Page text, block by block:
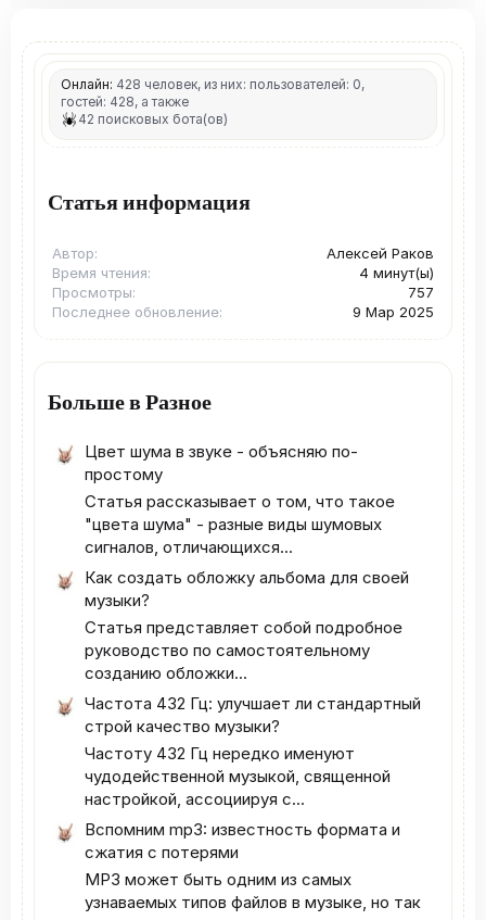
Онлайн: 428 человек, из них: пользователей: 0,
гостей: 428, а также
42 поисковых бота(ов)
Статья информация
Автор
Алексей Раков
Время чтения
4 минут(ы)
Просмотры
757
Последнее обновление
9 Мар 2025
Больше в Разное
Цвет шума в звуке - объясняю по-
простому
Статья рассказывает о том, что такое
"цвета шума" - разные виды шумовых
сигналов, отличающихся...
Как создать обложку альбома для своей
музыки?
Статья представляет собой подробное
руководство по самостоятельному
созданию обложки...
Частота 432 Гц: улучшает ли стандартный
строй качество музыки?
Частоту 432 Гц нередко именуют
чудодейственной музыкой, священной
настройкой, ассоциируя с...
Вспомним mp3: известность формата и
сжатия с потерями
MP3 может быть одним из самых
узнаваемых типов файлов в музыке, но так